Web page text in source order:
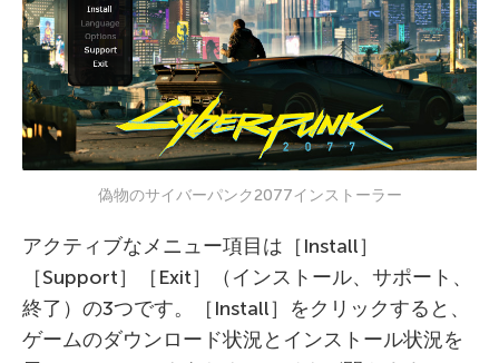
偽物のサイバーパンク2077インストーラー
アクティブなメニュー項目は［Install］
［Support］［Exit］（インストール、サポート、
終了）の3つです。［Install］をクリックすると、
ゲームのダウンロード状況とインストール状況を